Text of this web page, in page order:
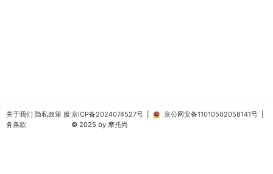
关于我们 隐私政策 服
务条款
京ICP备2024074527号| 京公网安备11010502058141号
© 2025 by 摩托尚